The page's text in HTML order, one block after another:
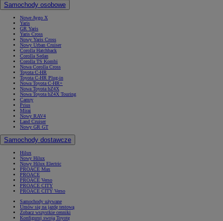
Samochody osobowe
Nowe Aygo X
Yaris
GR Yaris
Yaris Cross
Nowy Yaris Cross
Nowy Urban Cruiser
Corolla Hatchback
Corolla Sedan
Corolla TS Kombi
Nowa Corolla Cross
Toyota C-HR
Toyota C-HR Plug-in
Nowa Toyota C-HR+
Nowa Toyota bZ4X
Nowa Toyota bZ4X Touring
Camry
Prius
Mirai
Nowy RAV4
Land Cruiser
Nowy GR GT
Samochody dostawcze
Hilux
Nowy Hilux
Nowy Hilux Electric
PROACE Max
PROACE
PROACE Verso
PROACE CITY
PROACE CITY Verso
Samochody używane
Umów się na jazdę testową
Zobacz wszystkie cenniki
Konfiguruj swoją Toyotę